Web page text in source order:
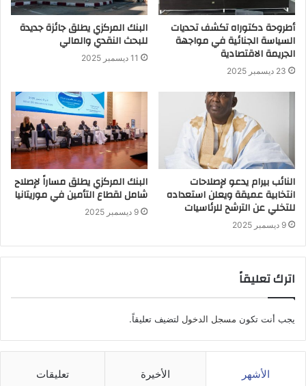
أطروحة دكتوراه تكشف تحديات
السياسة الجنائية في مواجهة
الجريمة الاقتصادية
23 ديسمبر 2025
البنك المركزي يطلق جائزة جديدة
للبحث النقدي والمالي
11 ديسمبر 2025
النائب بيرام يدعو لإصلاحات
انتخابية عميقة ويعلن استعداده
للتخلي عن الترشح للرئاسيات
9 ديسمبر 2025
البنك المركزي يطلق مساراً لإصلاح
شامل لقطاع التأمين في موريتانيا
9 ديسمبر 2025
اترك تعليقاً
يجب أنت تكون مسجل الدخول لتضيف تعليقاً.
الأشهر الأخيرة تعليقات